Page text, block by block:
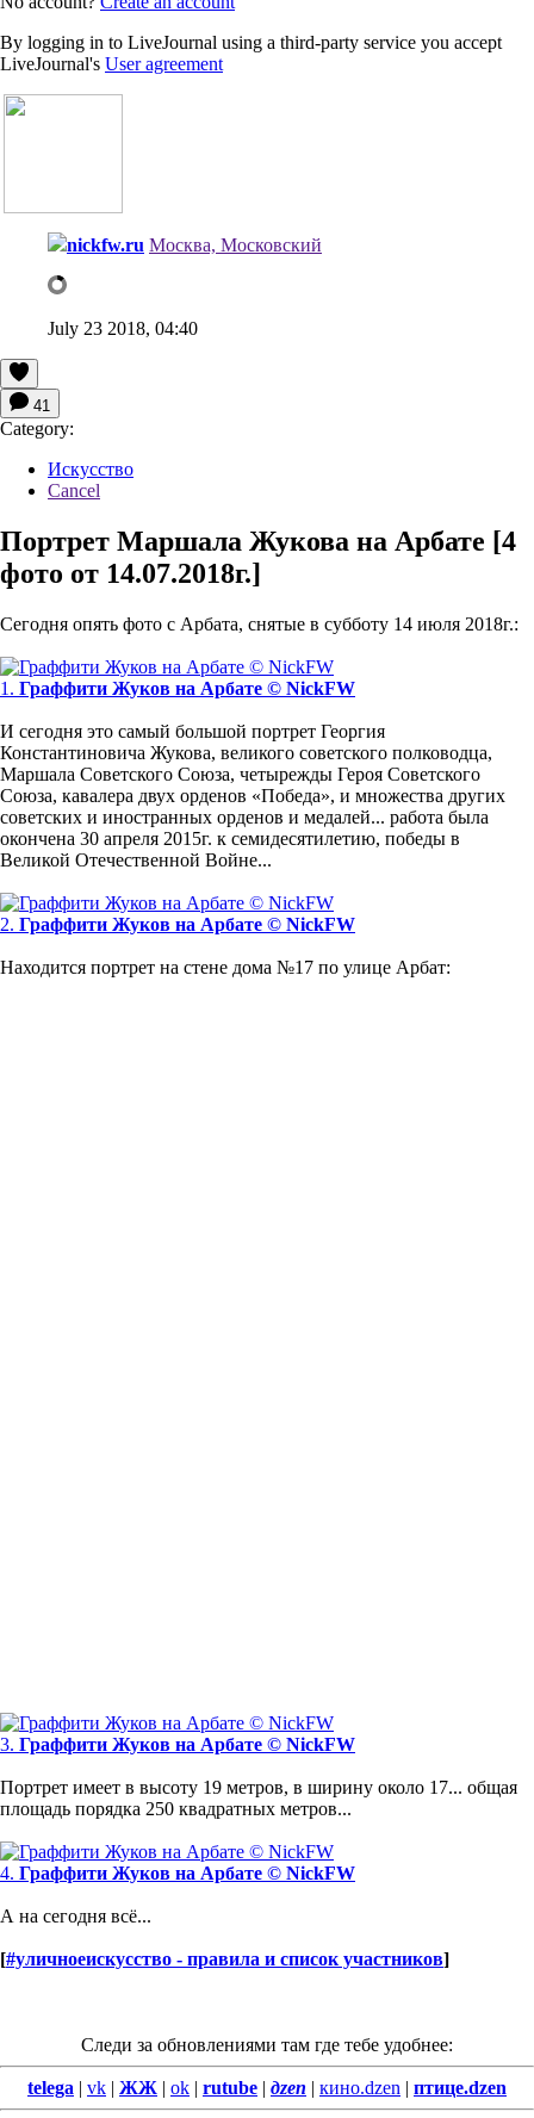
By logging in to LiveJournal using a third-party service you accept
LiveJournal's User agreement
nickfw.ru Москва, Московский
July 23 2018, 04:40
41
Category:
Искусство
Cancel
Портрет Маршала Жукова на Арбате [4
фото от 14.07.2018г.]
Сегодня опять фото с Арбата, снятые в субботу 14 июля 2018г.:
1. Граффити Жуков на Арбате © NickFW
И сегодня это самый большой портрет Георгия
Константиновича Жукова, великого советского полководца,
Маршала Советского Союза, четырежды Героя Советского
Союза, кавалера двух орденов «Победа», и множества других
советских и иностранных орденов и медалей... работа была
окончена 30 апреля 2015г. к семидесятилетию, победы в
Великой Отечественной Войне...
2. Граффити Жуков на Арбате © NickFW
Находится портрет на стене дома №17 по улице Арбат:
3. Граффити Жуков на Арбате © NickFW
Портрет имеет в высоту 19 метров, в ширину около 17... общая
площадь порядка 250 квадратных метров...
4. Граффити Жуков на Арбате © NickFW
А на сегодня всё...
[#уличноеискусство - правила и список участников]
Следи за обновлениями там где тебе удобнее:
telega | vk | ЖЖ | ok | rutube | дzen | кино.dzen | птице.dzen